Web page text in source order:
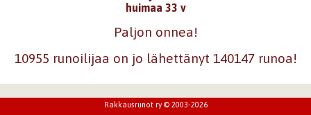
huimaa 33 v
Paljon onnea!
10955 runoilijaa on jo lähettänyt 140147 runoa!
Rakkausrunot ry © 2003-2026